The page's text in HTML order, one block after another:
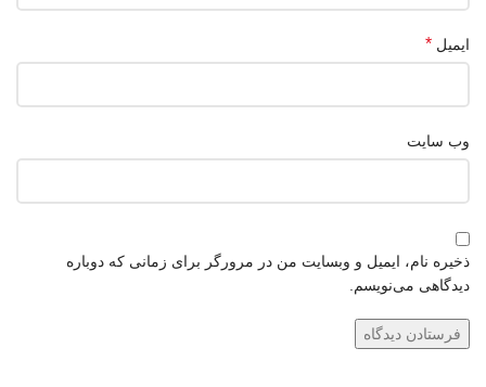
ایمیل *
وب‌ سایت
ذخیره نام، ایمیل و وبسایت من در مرورگر برای زمانی که دوباره
دیدگاهی می‌نویسم.